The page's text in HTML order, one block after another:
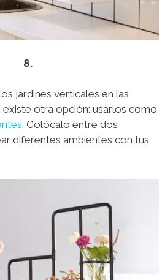
8.
jardines verticales en las
otra opción: usarlos como
. Colócalo entre dos
diferentes ambientes con tus